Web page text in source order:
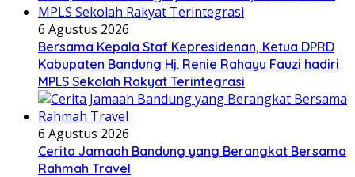
6 Agustus 2026
Bersama Kepala Staf Kepresidenan, Ketua DPRD
Kabupaten Bandung Hj. Renie Rahayu Fauzi hadiri
MPLS Sekolah Rakyat Terintegrasi
6 Agustus 2026
Cerita Jamaah Bandung yang Berangkat Bersama
Rahmah Travel